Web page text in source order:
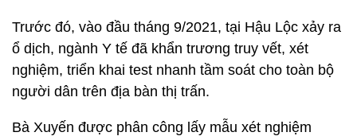
Trước đó, vào đầu tháng 9/2021, tại Hậu Lộc xảy ra
ổ dịch, ngành Y tế đã khẩn trương truy vết, xét
nghiệm, triển khai test nhanh tầm soát cho toàn bộ
người dân trên địa bàn thị trấn.
Bà Xuyến được phân công lấy mẫu xét nghiệm